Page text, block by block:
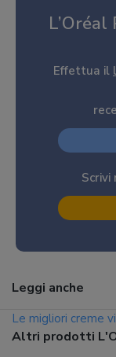
Effettua il
Leggi anche
Le migliori creme
Altri prodotti